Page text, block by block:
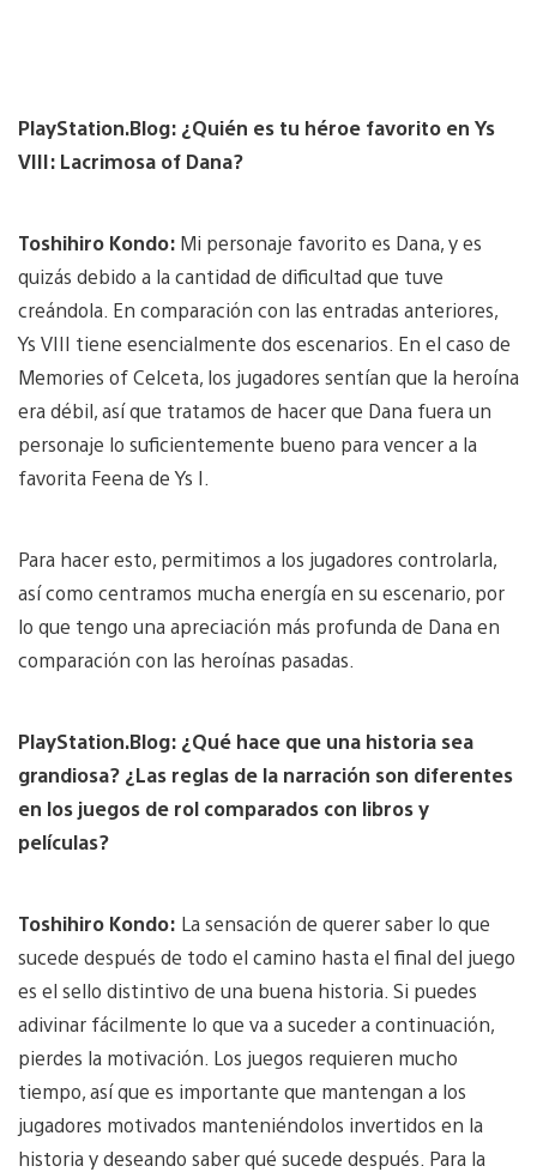
PlayStation.Blog: ¿Quién es tu héroe favorito en Ys
VIII: Lacrimosa of Dana?
Toshihiro Kondo: Mi personaje favorito es Dana, y es
quizás debido a la cantidad de dificultad que tuve
creándola. En comparación con las entradas anteriores,
Ys VIII tiene esencialmente dos escenarios. En el caso de
Memories of Celceta, los jugadores sentían que la heroína
era débil, así que tratamos de hacer que Dana fuera un
personaje lo suficientemente bueno para vencer a la
favorita Feena de Ys ​​I.
Para hacer esto, permitimos a los jugadores controlarla,
así como centramos mucha energía en su escenario, por
lo que tengo una apreciación más profunda de Dana en
comparación con las heroínas pasadas.
PlayStation.Blog: ¿Qué hace que una historia sea
grandiosa? ¿Las reglas de la narración son diferentes
en los juegos de rol comparados con libros y
películas?
Toshihiro Kondo: La sensación de querer saber lo que
sucede después de todo el camino hasta el final del juego
es el sello distintivo de una buena historia. Si puedes
adivinar fácilmente lo que va a suceder a continuación,
pierdes la motivación. Los juegos requieren mucho
tiempo, así que es importante que mantengan a los
jugadores motivados manteniéndolos invertidos en la
historia y deseando saber qué sucede después. Para la